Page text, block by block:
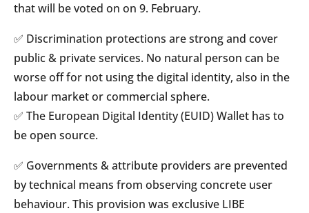
that will be voted on on 9. February.
✅ Discrimination protections are strong and cover
public & private services. No natural person can be
worse off for not using the digital identity, also in the
labour market or commercial sphere.
✅ The European Digital Identity (EUID) Wallet has to
be open source.
✅ Governments & attribute providers are prevented
by technical means from observing concrete user
behaviour. This provision was exclusive LIBE